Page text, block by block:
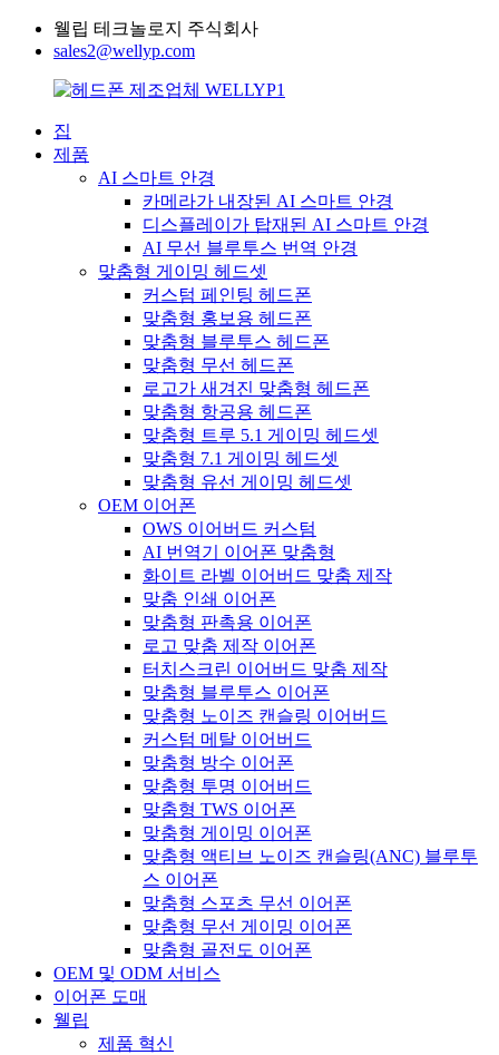
웰립 테크놀로지 주식회사
sales2@wellyp.com
집
제품
AI 스마트 안경
카메라가 내장된 AI 스마트 안경
디스플레이가 탑재된 AI 스마트 안경
AI 무선 블루투스 번역 안경
맞춤형 게이밍 헤드셋
커스텀 페인팅 헤드폰
맞춤형 홍보용 헤드폰
맞춤형 블루투스 헤드폰
맞춤형 무선 헤드폰
로고가 새겨진 맞춤형 헤드폰
맞춤형 항공용 헤드폰
맞춤형 트루 5.1 게이밍 헤드셋
맞춤형 7.1 게이밍 헤드셋
맞춤형 유선 게이밍 헤드셋
OEM 이어폰
OWS 이어버드 커스텀
AI 번역기 이어폰 맞춤형
화이트 라벨 이어버드 맞춤 제작
맞춤 인쇄 이어폰
맞춤형 판촉용 이어폰
로고 맞춤 제작 이어폰
터치스크린 이어버드 맞춤 제작
맞춤형 블루투스 이어폰
맞춤형 노이즈 캔슬링 이어버드
커스텀 메탈 이어버드
맞춤형 방수 이어폰
맞춤형 투명 이어버드
맞춤형 TWS 이어폰
맞춤형 게이밍 이어폰
맞춤형 액티브 노이즈 캔슬링(ANC) 블루투
스 이어폰
맞춤형 스포츠 무선 이어폰
맞춤형 무선 게이밍 이어폰
맞춤형 골전도 이어폰
OEM 및 ODM 서비스
이어폰 도매
웰립
제품 혁신